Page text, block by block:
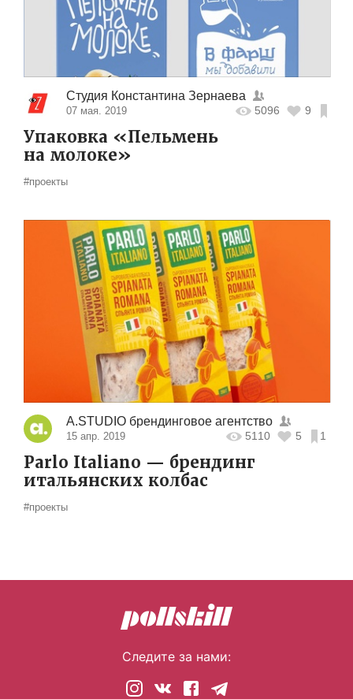
Студия Константина Зернаева
07 мая. 2019 5096 9
Упаковка «Пельмень
на молоке»
#проекты
A.STUDIO брендинговое агентство
15 апр. 2019 5110 5 1
Parlo Italiano — брендинг
итальянских колбас
#проекты
Следите за нами: